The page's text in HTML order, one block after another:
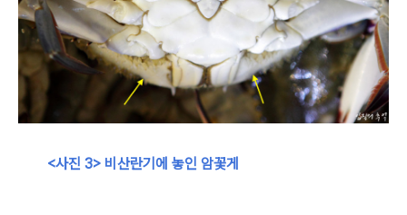
<사진 3> 비산란기에 놓인 암꽃게